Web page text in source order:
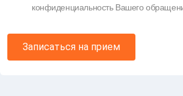
конфиденциальность Вашего
Записаться на прием